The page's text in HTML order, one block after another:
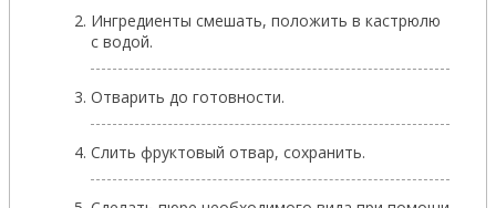
Ингредиенты смешать, положить в кастрюлю
с водой.
Отварить до готовности.
Слить фруктовый отвар, сохранить.